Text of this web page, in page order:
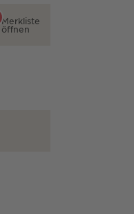
Merkliste
öffnen